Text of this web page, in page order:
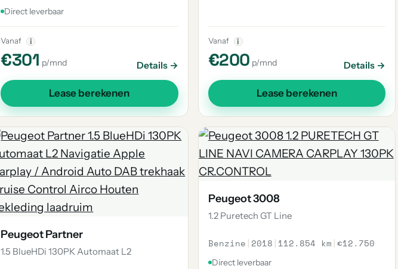
Direct leverbaar
Vanaf i
€301 p/mnd Details →
Lease berekenen
Vanaf i
€200 p/mnd Details →
Lease berekenen
Peugeot Partner
1.5 BlueHDi 130PK Automaat L2
Peugeot 3008
1.2 Puretech GT Line
Benzine | 2018 | 112.854 km |€12.750
Direct leverbaar